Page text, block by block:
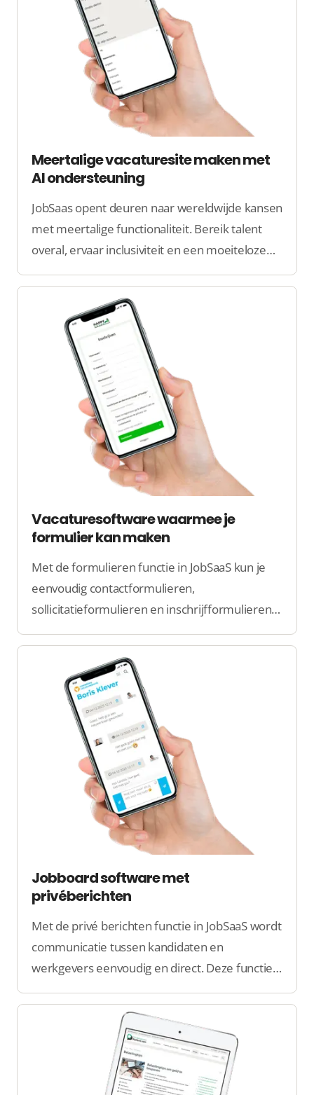
Meertalige vacaturesite maken met
AI ondersteuning
JobSaas opent deuren naar wereldwijde kansen
met meertalige functionaliteit. Bereik talent
overal, ervaar inclusiviteit en een moeiteloze
wervingservaring. Ontdek een wereld zonder
taalbarrières bij JobSaas.
Vacaturesoftware waarmee je
formulier kan maken
Met de formulieren functie in JobSaaS kun je
eenvoudig contactformulieren,
sollicitatieformulieren en inschrijfformulieren
snel invullen en deze worden direct naar de
juiste werkgever of het uitzendbureau
gestuurd.
Jobboard software met
privéberichten
Met de privé berichten functie in JobSaaS wordt
communicatie tussen kandidaten en
werkgevers eenvoudig en direct. Deze functie
maakt het mogelijk om veilig en efficiënt
berichten te sturen binnen het platform,
zonder dat externe tools nodig zijn.